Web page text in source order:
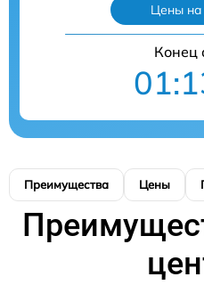
Цены на
Конец
Преимущества Цены